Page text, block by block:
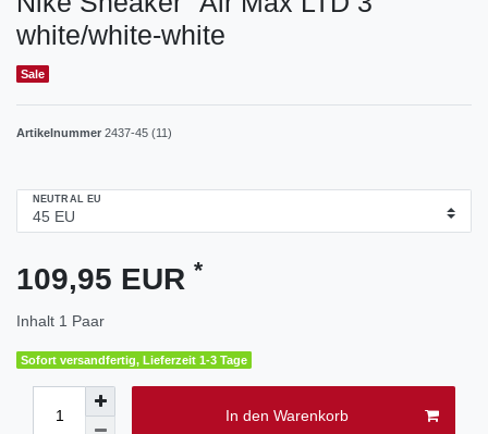
white/white-white
Sale
Artikelnummer 2437-45 (11)
NEUTRAL EU
109,95 EUR *
Inhalt 1 Paar
Sofort versandfertig, Lieferzeit 1-3 Tage
In den Warenkorb